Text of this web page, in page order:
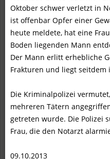
Oktober schwer verletzt in
ist offenbar Opfer einer
heute meldete, hat eine
Boden liegenden Mann
Der Mann erlitt erhebliche
Frakturen und liegt seitdem
Die Kriminalpolizei
mehreren Tätern
getreten wurde. Die Polizei
Frau, die den Notarzt
09.10.2013